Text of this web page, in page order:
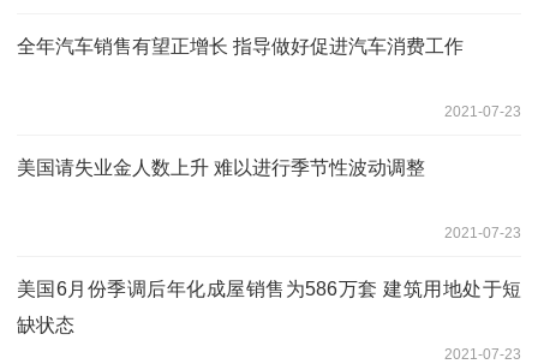
全年汽车销售有望正增长 指导做好促进汽车消费工作
2021-07-23
美国请失业金人数上升 难以进行季节性波动调整
2021-07-23
美国6月份季调后年化成屋销售为586万套 建筑用地处于短
缺状态
2021-07-23